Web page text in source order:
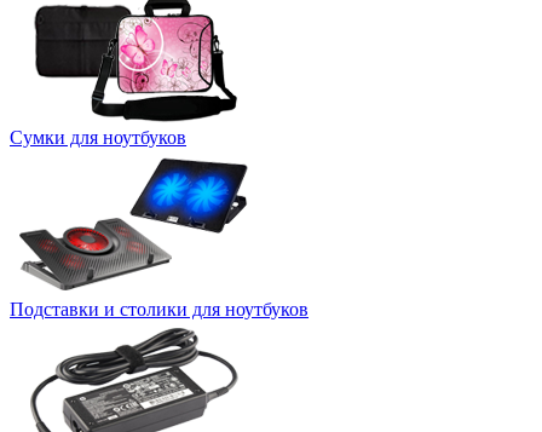
Сумки для ноутбуков
Подставки и столики для ноутбуков